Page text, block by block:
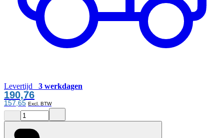
Levertijd 3 werkdagen
190,76
157,65